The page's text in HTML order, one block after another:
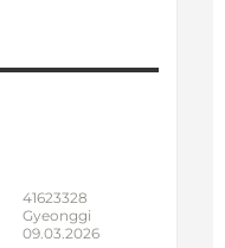
41623328
Gyeonggi
09.03.2026